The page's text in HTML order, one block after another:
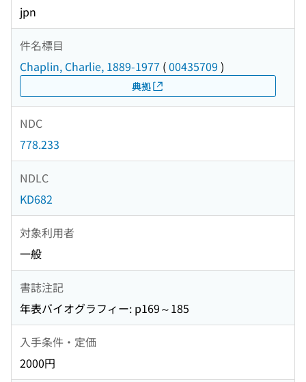
jpn
件名標目
Chaplin, Charlie, 1889-1977 (00435709 )
典拠
NDC
778.233
NDLC
KD682
対象利用者
一般
書誌注記
年表バイオグラフィー: p169～185
入手条件・定価
2000円